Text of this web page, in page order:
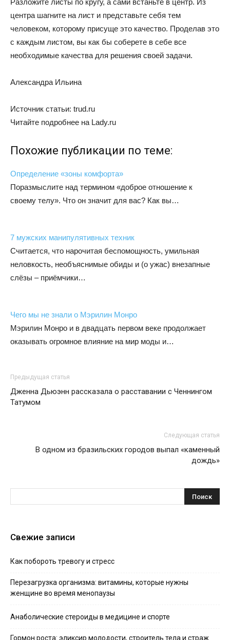
Разложите листы по кругу, а сами встаньте в центр. Из
центра шагните на лист и представьте себя тем
человеком, которому присуще это качество. Проделав это
с каждым листом, вы как бы соберете в себе все
необходимые качества для решения своей задачи.
Александра Ильина
Источник cтатьи: trud.ru
Читайте подробнее на Lady.ru
Похожие публикации по теме:
Определение «зоны комфорта»
Поразмыслите над термином «доброе отношение к
своему телу». Что он значит для вас? Как вы…
7 мужских манипулятивных техник
Считается, что нарочитая беспомощность, умильная
неловкость, необъяснимые обиды и (о ужас) внезапные
слёзы – приёмчики…
Чего мы не знали о Мэрилин Монро
Мэрилин Монро и в двадцать первом веке продолжает
оказывать огромное влияние на мир моды и…
Предыдущая статья
Дженна Дьюэнн рассказала о расставании с Ченнингом
Татумом
Следующая статья
В одном из бразильских городов выпал «каменный
дождь»
Свежие записи
Как побороть тревогу и стресс
Перезагрузка организма: витамины, которые нужны
женщине во время менопаузы
Анаболические стероиды в медицине и спорте
Гормон роста: эликсир молодости, строитель тела и страж